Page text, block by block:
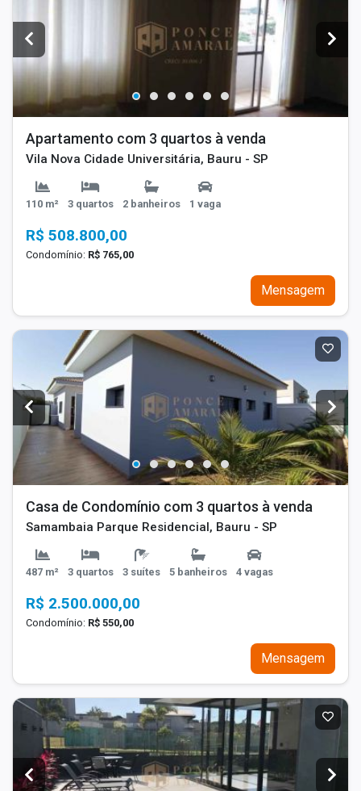
Apartamento com 3 quartos à venda
Vila Nova Cidade Universitária, Bauru - SP
110 m² 3 quartos 2 banheiros 1 vaga
R$ 508.800,00
Condomínio: R$ 765,00
Mensagem
Casa de Condomínio com 3 quartos à venda
Samambaia Parque Residencial, Bauru - SP
487 m² 3 quartos 3 suítes 5 banheiros 4 vagas
R$ 2.500.000,00
Condomínio: R$ 550,00
Mensagem